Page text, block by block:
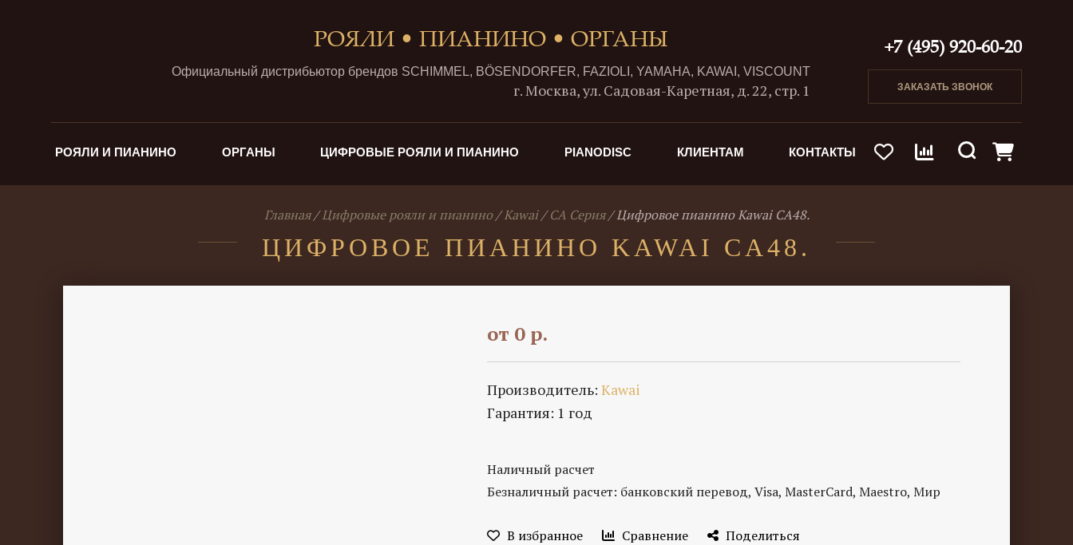
РОЯЛИ • ПИАНИНО • ОРГАНЫ
Официальный дистрибьютор брендов SCHIMMEL, BÖSENDORFER, FAZIOLI, YAMAHA, KAWAI, VISCOUNT
г. Москва, ул. Садовая-Каретная, д. 22, стр. 1
+7 (495) 920-60-20
ЗАКАЗАТЬ ЗВОНОК
РОЯЛИ И ПИАНИНО ОРГАНЫ ЦИФРОВЫЕ РОЯЛИ И ПИАНИНО PIANODISC КЛИЕНТАМ КОНТАКТЫ
Главная Цифровые рояли и пианино Kawai CA Серия Цифровое пианино Kawai CA48.
ЦИФРОВОЕ ПИАНИНО KAWAI CA48.
от 0 р.
Производитель: Kawai
Гарантия: 1 год
Наличный расчет
Безналичный расчет: банковский перевод, Visa, MasterCard, Maestro, Мир
В избранное Сравнение Поделиться